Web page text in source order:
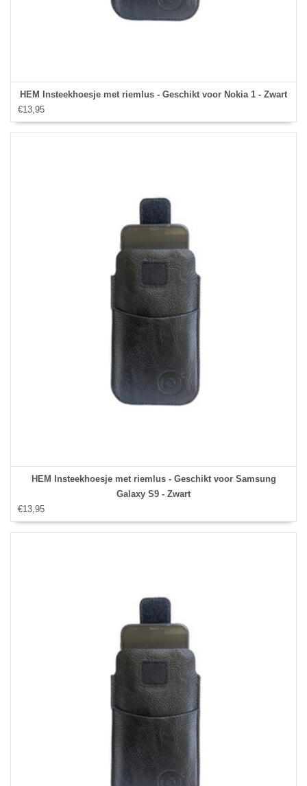
HEM Insteekhoesje met riemlus - Geschikt voor Nokia 1 - Zwart
€13,95
HEM Insteekhoesje met riemlus - Geschikt voor Samsung
Galaxy S9 - Zwart
€13,95